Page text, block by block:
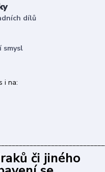
dílů
smysl
i na:
či jiného